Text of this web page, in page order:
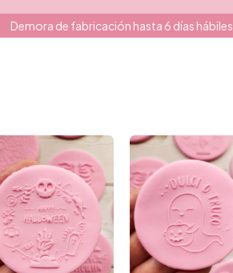
Demora de fabricación hasta 6 días hábiles